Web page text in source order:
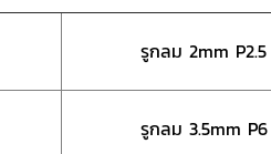
รูกลม 2mm P2.5
รูกลม 3.5mm P6